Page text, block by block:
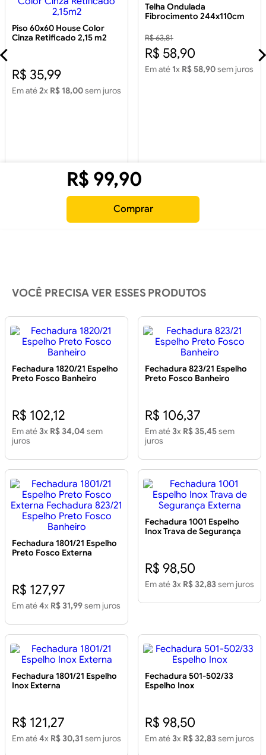
Piso 60x60 House Color
Cinza Retificado 2,15 m2
R$ 35,99
Em até2x R$ 18,00sem juros
Telha Ondulada
Fibrocimento 244x110cm
R$ 63,81
R$ 58,90
Em até 1x R$ 58,90sem juros
R$ 99,90
Comprar
VOCÊ PRECISA VER ESSES PRODUTOS
Fechadura 1820/21 Espelho
Preto Fosco Banheiro
R$ 102,12
Em até 3x R$ 34,04 sem
juros
Fechadura 823/21 Espelho
Preto Fosco Banheiro
R$ 106,37
Em até 3x R$ 35,45sem
juros
Fechadura 1801/21 Espelho
Preto Fosco Externa
R$ 127,97
Em até4x R$ 31,99sem juros
Fechadura 1001 Espelho
Inox Trava de Segurança
R$ 98,50
Em até 3x R$ 32,83sem juros
Fechadura 1801/21 Espelho
Inox Externa
R$ 121,27
Em até4x R$ 30,31 sem juros
Fechadura 501-502/33
Espelho Inox
R$ 98,50
Em até 3x R$ 32,83sem juros